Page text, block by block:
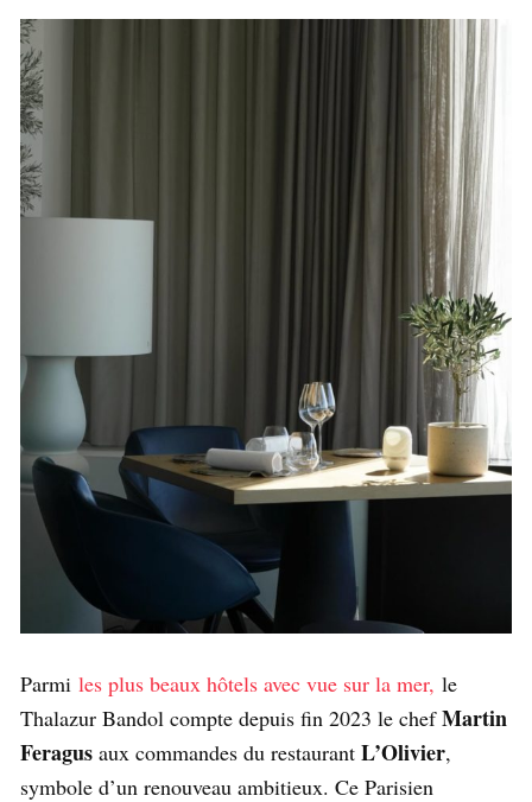
Parmi les plus beaux hôtels avec vue sur la mer, le
Thalazur Bandol compte depuis fin 2023 le chefMartin
Feragus aux commandes du restaurant L’Olivier,
symbole d’un renouveau ambitieux. Ce Parisien